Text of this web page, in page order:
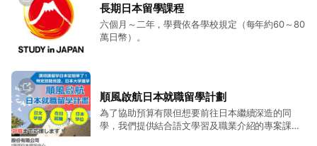
長期日本留學課程
六個月～二年，學費依各學校規定（每年約60～80
萬日幣）。
順風啟航日本就職留學計劃
為了協助預算有限但想要前往日本繼續深造的同
學，我們提供結合語文學習及職業介紹的專案課